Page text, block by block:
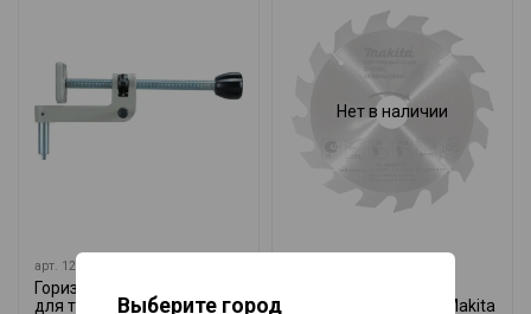
Выберите город
арт. 122563-7
Горизонтальный зажим
для торцовки Makita
Нет в наличии
355х25,4х3,2 мм/60 Makita